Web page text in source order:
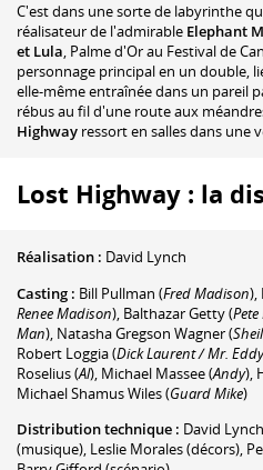
C'est dans une sorte de labyrinthe
réalisateur de l'admirable Elephant
et Lula, Palme d'Or au Festival de
personnage principal en un double,
elle-même entraînée dans un pareil
rébus au fil d'une route aux
Highway ressort en salles dans une
Lost Highway : la
Réalisation : David Lynch
Casting : Bill Pullman (Fred Madison),
Renee Madison), Balthazar Getty(
Man), Natasha Gregson Wagner(
Robert Loggia(Dick Laurent / Mr. Eddy
Roselius(Al), Michael Massee(Andy),
Michael Shamus Wiles(Guard Mike)
Distribution technique : David Lynch
(musique), Leslie Morales(décors),